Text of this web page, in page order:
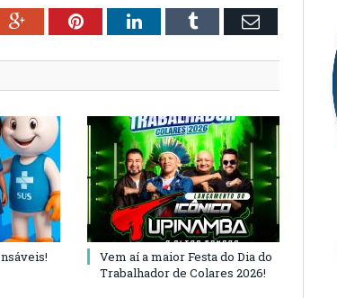
Google+PinterestLinkedInTumblr Email
Vem aí a maior Festa do Dia do
Trabalhador de Colares 2026!